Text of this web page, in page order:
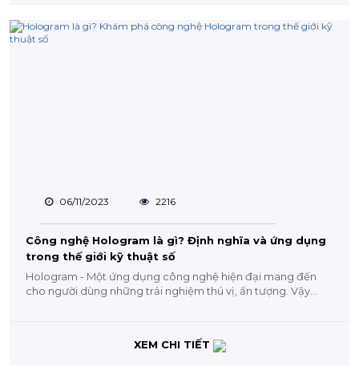
06/11/2023 2216
Công nghệ Hologram là gì? Định nghĩa và ứng dụng
trong thế giới kỹ thuật số
Hologram - Một ứng dụng công nghệ hiện đại mang đến
cho người dùng những trải nghiệm thú vị, ấn tượng. Vậy
XEM CHI TIẾT